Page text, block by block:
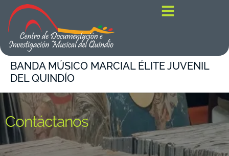
contenido
BANDA MÚSICO MARCIAL ÉLITE JUVENIL
DEL QUINDÍO
Contáctanos